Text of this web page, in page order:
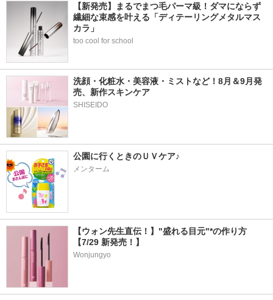
【新発売】まるでまつ毛パーマ級！ダマにならず
繊細な束感を叶える「ディテーリングメタルマス
カラ」
too cool for school
洗顔・化粧水・美容液・ミストなど！8月＆9月発
売、新作スキンケア
公園に行くときのＵＶケア♪
メンターム
【ウォン先生直伝！】"盛れる目元"*の作り方
【7/29 新発売！】
Wonjungyo